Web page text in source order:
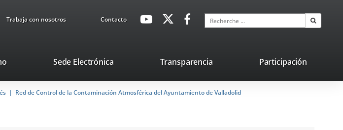
Trabaja con nosotros ContactoavaHeaderSocial
Enlace
externa.
Enlace
aplicación
externa.
Enlace
aplicación
externa.
Recherche
Este
se
abrirá
Sede ElectrónicaEnlace
una
aplicación
Transparencia Participación
Red de Control de la Contaminación Atmosférica del Ayuntamiento de Valladolid